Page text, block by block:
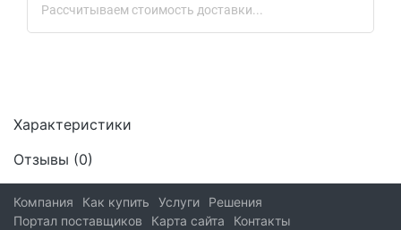
Рассчитываем стоимость доставки...
Характеристики
Отзывы (0)
Компания Как купить Услуги
Решения
Портал поставщиков
Карта сайта
Контакты